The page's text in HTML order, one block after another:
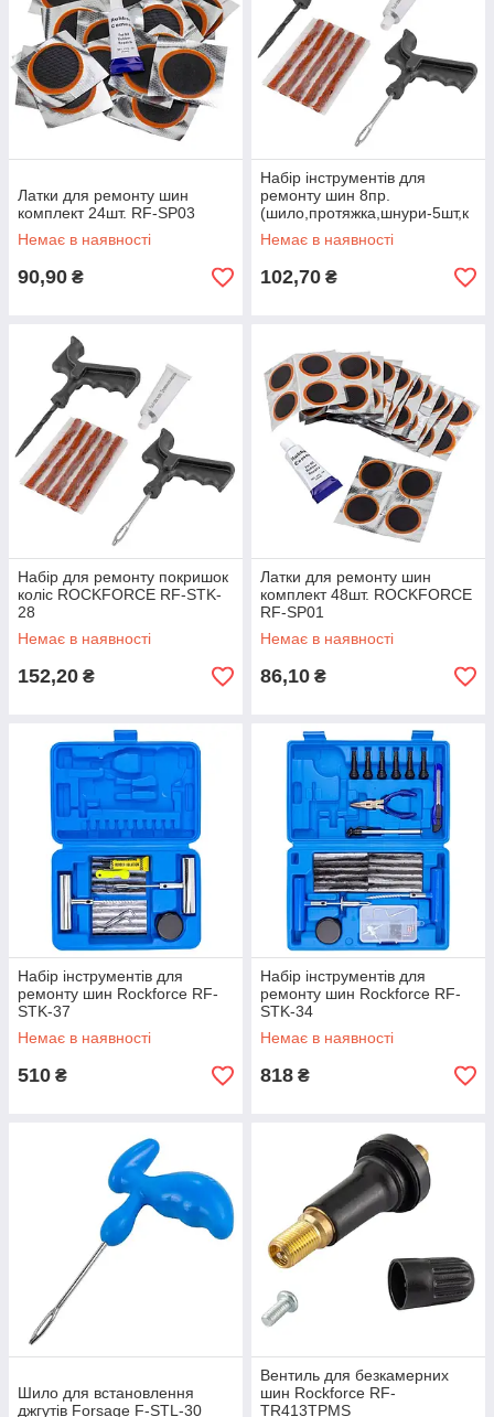
Латки для ремонту шин
комплект 24шт. RF-SP03
Немає в наявності
90,90 ₴
Набір інструментів для
ремонту шин 8пр.
(шило,протяжка,шнури-5шт,к
лей), в блістері Forsage F-
STK-28
Немає в наявності
102,70 ₴
Набір для ремонту покришок
коліс ROCKFORCE RF-STK-
28
Немає в наявності
152,20 ₴
Латки для ремонту шин
комплект 48шт. ROCKFORCE
RF-SP01
Немає в наявності
86,10 ₴
Набір інструментів для
ремонту шин Rockforce RF-
STK-37
Немає в наявності
510 ₴
Набір інструментів для
ремонту шин Rockforce RF-
STK-34
Немає в наявності
818 ₴
Шило для встановлення
джгутів Forsage F-STL-30
Вентиль для безкамерних
шин Rockforce RF-
TR413TPMS